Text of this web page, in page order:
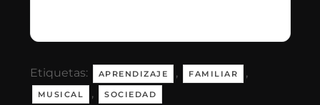
Etiquetas: APRENDIZAJE , FAMILIAR ,
MUSICAL , SOCIEDAD